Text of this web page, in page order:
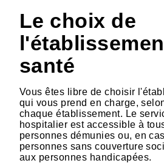
Le choix de
santé
Vous êtes libre de choisir
qui vous prend en charge,
chaque établissement. Le
hospitalier est accessible à
personnes démunies ou, en
personnes sans couverture
aux personnes handicapées.